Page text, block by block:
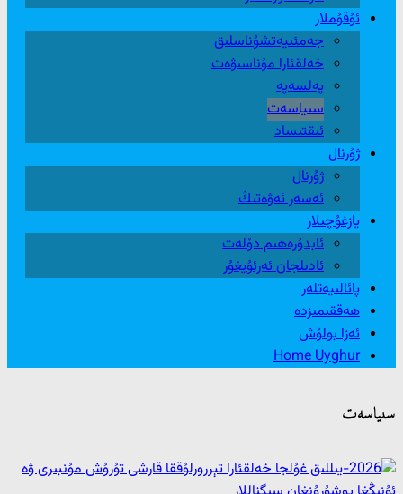
ئۇقۇملار
جەمئىيەتشۇناسلىق
خەلقئارا مۇناسىۋەت
پەلسەپە
سىياسەت
ئىقتىساد
ژۇرنال
ژۇرنال
ئەسەر ئەۋەتىڭ
يازغۇچىلار
ئابدۇرەھىم دۆلەت
ئادىلجان ئەرئۇيغۇر
پائالىيەتلەر
ھەققىمىزدە
ئەزا بولۇش
Home Uyghur
سىياسەت